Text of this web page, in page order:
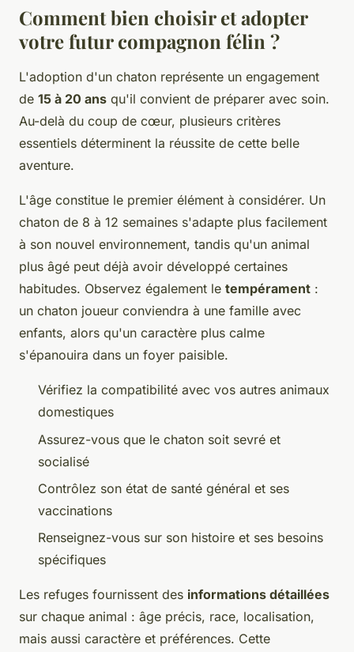
Comment bien choisir et adopter
votre futur compagnon félin ?
L'adoption d'un chaton représente un engagement
de 15 à 20 ans qu'il convient de préparer avec soin.
Au-delà du coup de cœur, plusieurs critères
essentiels déterminent la réussite de cette belle
aventure.
L'âge constitue le premier élément à considérer. Un
chaton de 8 à 12 semaines s'adapte plus facilement
à son nouvel environnement, tandis qu'un animal
plus âgé peut déjà avoir développé certaines
habitudes. Observez également le tempérament :
un chaton joueur conviendra à une famille avec
enfants, alors qu'un caractère plus calme
s'épanouira dans un foyer paisible.
Vérifiez la compatibilité avec vos autres animaux
domestiques
Assurez-vous que le chaton soit sevré et
socialisé
Contrôlez son état de santé général et ses
vaccinations
Renseignez-vous sur son histoire et ses besoins
spécifiques
Les refuges fournissent des informations détaillées
sur chaque animal : âge précis, race, localisation,
mais aussi caractère et préférences. Cette